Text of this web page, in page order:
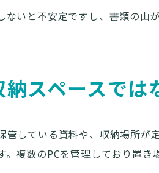
ないと不安定ですし、書類の山
スペースでは
管している資料や、収納場所が
。複数のPCを管理しており置